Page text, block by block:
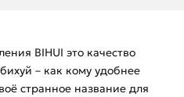
BIHUI это качество
– как кому удобнее
странное название для